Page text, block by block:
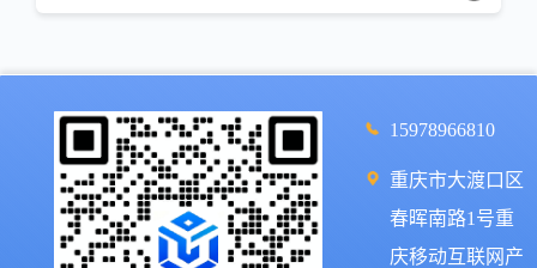
15978966810
重庆市大渡口区
春晖南路1号重
庆移动互联网产